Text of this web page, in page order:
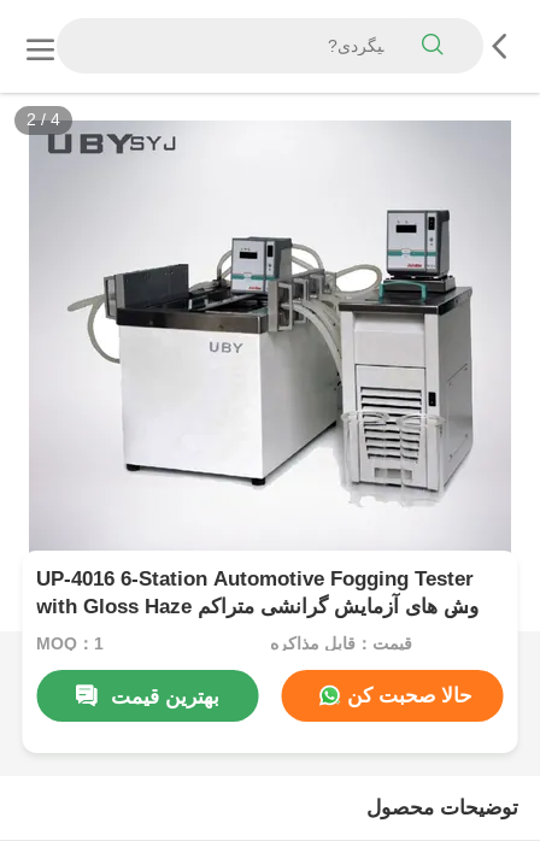
2/4
UP-4016 6-Station Automotive Fogging Tester
with Gloss Haze روش های آزمایش گرانشی متراکم
با ISO 6452 DIN 75201 SAE J1756
MOQ：1 قیمت：قابل مذاکره
بهترین قیمت حالا صحبت کن
توضیحات محصول